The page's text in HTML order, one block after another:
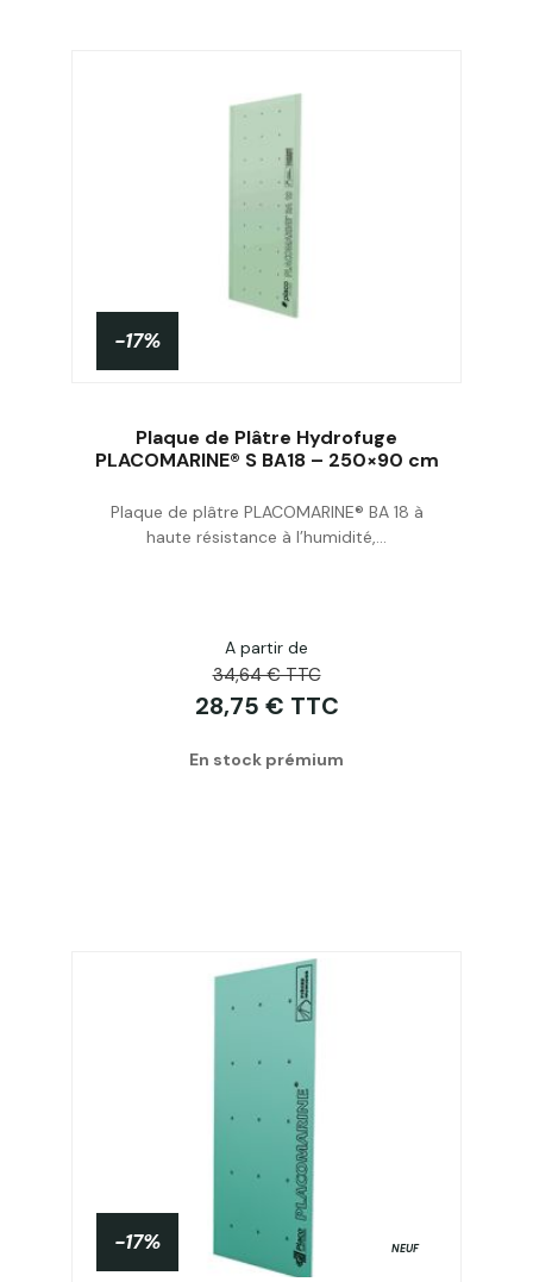
Acheter
-17%
Plaque de Plâtre Hydrofuge
PLACOMARINE® S BA18 – 250×90 cm
Plaque de plâtre PLACOMARINE® BA 18 à
haute résistance à l’humidité,...
A partir de
34,64 € TTC
28,75 € TTC
En stock prémium
-17% NEUF